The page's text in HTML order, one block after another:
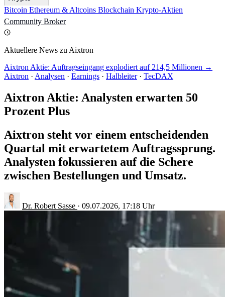
Bitcoin Ethereum & Altcoins Blockchain Krypto-Aktien
Community Broker
Aktuellere News zu Aixtron
Aixtron Aktie: Auftragseingang explodiert auf 214,5 Millionen →
Aixtron · Analysen · Earnings · Halbleiter · TecDAX
Aixtron Aktie: Analysten erwarten 50
Prozent Plus
Aixtron steht vor einem entscheidenden
Quartal mit erwartetem Auftragssprung.
Analysten fokussieren auf die Schere
zwischen Bestellungen und Umsatz.
Dr. Robert Sasse · 09.07.2026, 17:18 Uhr